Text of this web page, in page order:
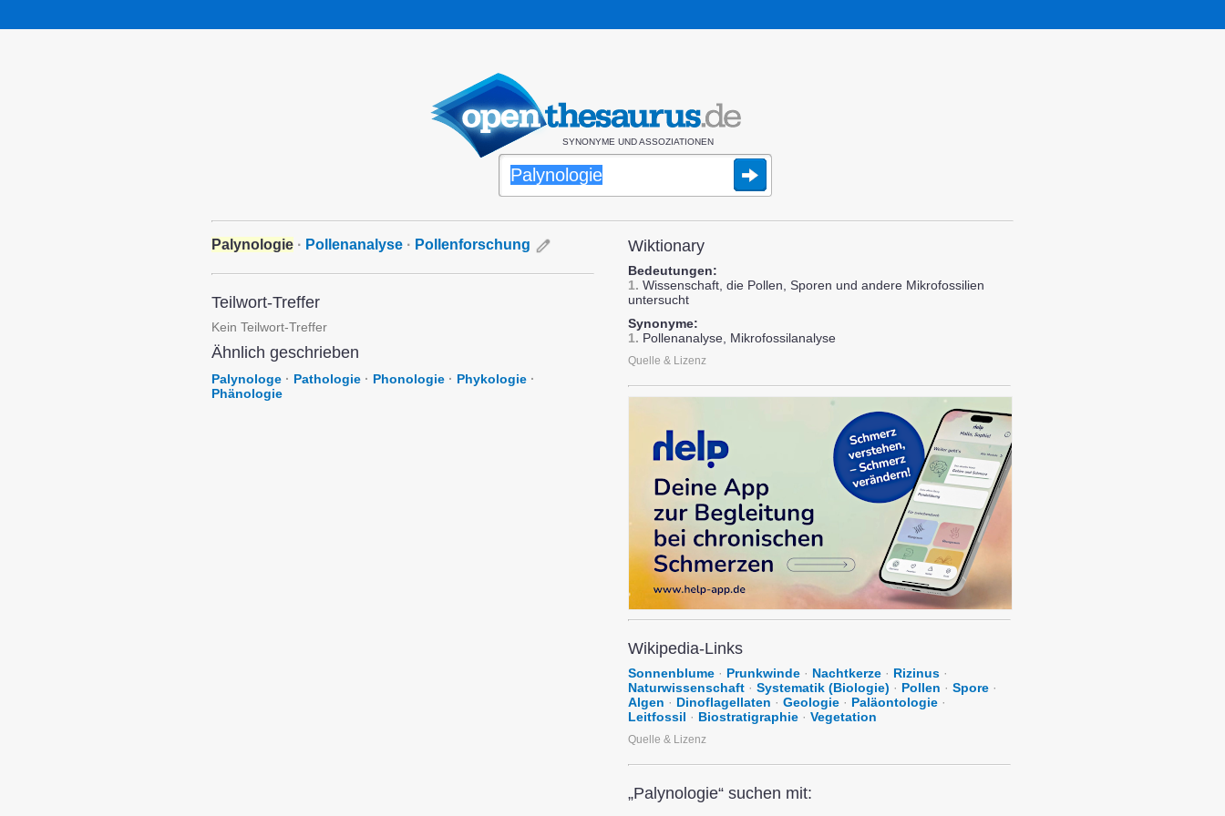
SYNONYME UND ASSOZIATIONEN
Palynologie · Pollenanalyse · Pollenforschung
Teilwort-Treffer
Kein Teilwort-Treffer
Ähnlich geschrieben
Palynologe · Pathologie · Phonologie · Phykologie ·
Phänologie
Wiktionary
Bedeutungen:
1. Wissenschaft, die Pollen, Sporen und andere Mikrofossilien
untersucht
Synonyme:
1. Pollenanalyse, Mikrofossilanalyse
Quelle & Lizenz
Wikipedia-Links
Sonnenblume · Prunkwinde · Nachtkerze · Rizinus ·
Naturwissenschaft · Systematik (Biologie) · Pollen · Spore ·
Algen · Dinoflagellaten · Geologie · Paläontologie ·
Leitfossil · Biostratigraphie · Vegetation
Quelle & Lizenz
„Palynologie“ suchen mit: